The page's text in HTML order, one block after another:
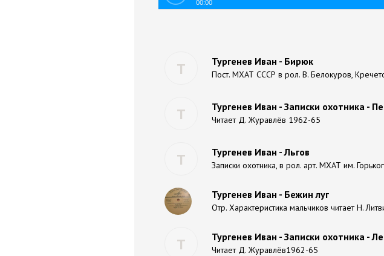
00:00
Т Тургенев Иван - Бирюк
Пост. МХАТ СССР в рол. В. Белокуров,
Т Тургенев Иван - Записки охотника -
Читает Д. Журавлёв 1962-65
Т Тургенев Иван - Льгов
Записки охотника, в рол. арт. МХАТ им.
Тургенев Иван - Бежин луг
Отр. Характеристика мальчиков читает Н.
Т Тургенев Иван - Записки охотника -
Читает Д. Журавлёв1962-65